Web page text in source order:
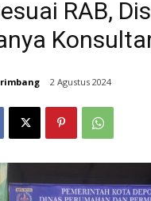
RAB,
2 Agustus 2024